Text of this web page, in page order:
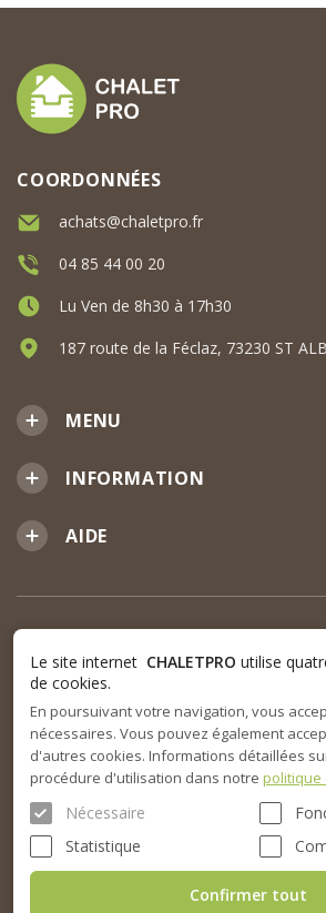
MENU
INFORMATION
AIDE
COORDONNÉES
achats@chaletpro.fr
04 85 44 00 20
Lu Ven de 8h30 à 17h30
187 route de la Féclaz, 73230 ST
Le site internet CHALETPRO utilise
de cookies.
En poursuivant votre navigation, vous
nécessaires. Vous pouvez également
d'autres cookies. Informations détaillées
procédure d'utilisation dans notre politique
Nécessaire
Statistique
Confirmer tout